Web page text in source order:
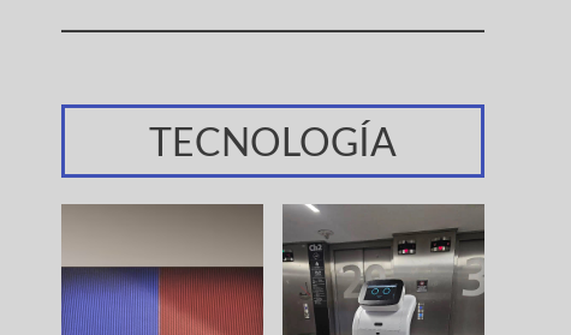
TECNOLOGÍA